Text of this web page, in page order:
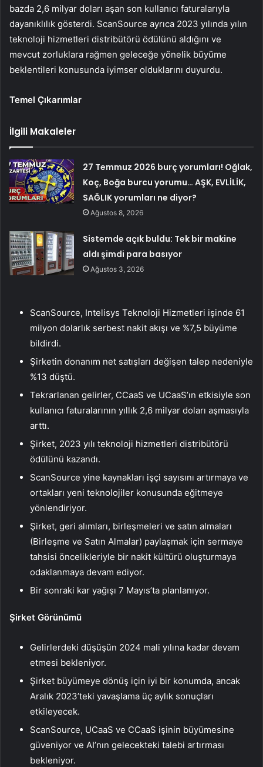
bazda 2,6 milyar doları aşan son kullanıcı faturalarıyla
dayanıklılık gösterdi. ScanSource ayrıca 2023 yılında yılın
teknoloji hizmetleri distribütörü ödülünü aldığını ve
mevcut zorluklara rağmen geleceğe yönelik büyüme
beklentileri konusunda iyimser olduklarını duyurdu.
Temel Çıkarımlar
İlgili Makaleler
27 Temmuz 2026 burç yorumları! Oğlak,
Koç, Boğa burcu yorumu… AŞK, EVLİLİK,
SAĞLIK yorumları ne diyor?
Ağustos 8, 2026
Sistemde açık buldu: Tek bir makine
aldı şimdi para basıyor
Ağustos 3, 2026
ScanSource, Intelisys Teknoloji Hizmetleri işinde 61
milyon dolarlık serbest nakit akışı ve %7,5 büyüme
bildirdi.
Şirketin donanım net satışları değişen talep nedeniyle
%13 düştü.
Tekrarlanan gelirler, CCaaS ve UCaaS’ın etkisiyle son
kullanıcı faturalarının yıllık 2,6 milyar doları aşmasıyla
arttı.
Şirket, 2023 yılı teknoloji hizmetleri distribütörü
ödülünü kazandı.
ScanSource yine kaynakları işçi sayısını artırmaya ve
ortakları yeni teknolojiler konusunda eğitmeye
yönlendiriyor.
Şirket, geri alımları, birleşmeleri ve satın almaları
(Birleşme ve Satın Almalar) paylaşmak için sermaye
tahsisi öncelikleriyle bir nakit kültürü oluşturmaya
odaklanmaya devam ediyor.
Bir sonraki kar yağışı 7 Mayıs’ta planlanıyor.
Şirket Görünümü
Gelirlerdeki düşüşün 2024 mali yılına kadar devam
etmesi bekleniyor.
Şirket büyümeye dönüş için iyi bir konumda, ancak
Aralık 2023’teki yavaşlama üç aylık sonuçları
etkileyecek.
ScanSource, UCaaS ve CCaaS işinin büyümesine
güveniyor ve AI’nın gelecekteki talebi artırması
bekleniyor.